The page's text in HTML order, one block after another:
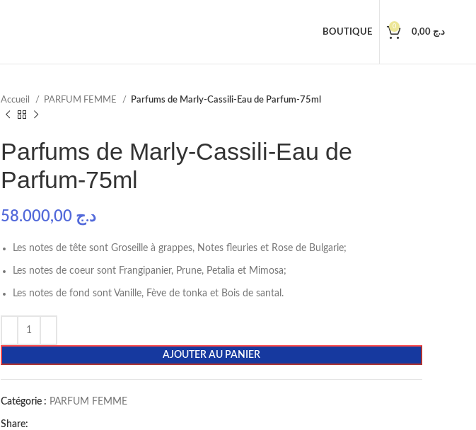
BOUTIQUE
0
د.ج
Accueil PARFUM FEMME Parfums de Marly-Cassili-Eau de Parfum-75ml
Parfums de Marly-Cassili-Eau de
Parfum-75ml
د.ج
Les notes de tête sont Groseille à grappes, Notes fleuries et Rose de Bulgarie;
Les notes de coeur sont Frangipanier, Prune, Petalia et Mimosa;
Les notes de fond sont Vanille, Fève de tonka et Bois de santal.
AJOUTER AU PANIER
Catégorie : PARFUM FEMME
Share: